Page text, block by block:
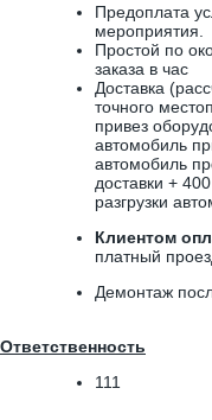
Предоплата
мероприятия.
Простой по
заказа в час
Доставка
точного
привез
автомобиль
автомобиль
доставки +
разгрузки
Клиентом
платный
Демонтаж
Ответственность
111